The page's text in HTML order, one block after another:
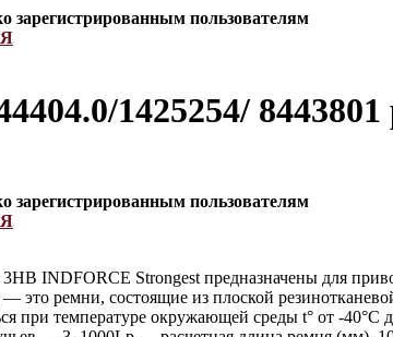
зарегистрированным пользователям
1425254/
зарегистрированным пользователям
INDFORCE Strongest предназначены для
это ремни, состоящие из плоской
при температуре окружающей среды t° от -